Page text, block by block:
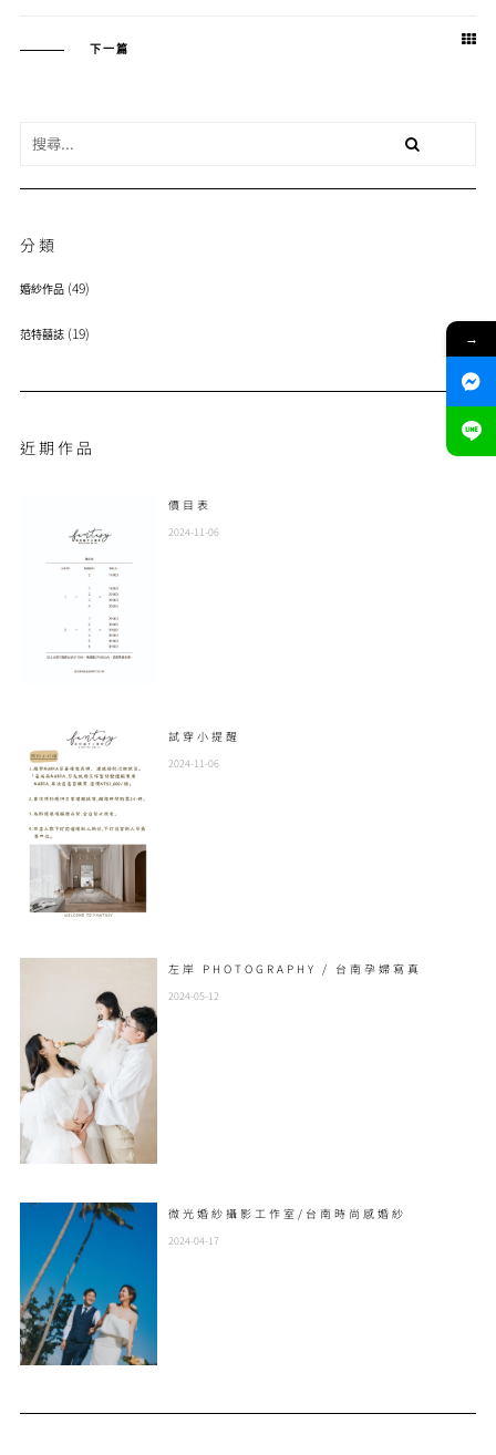
下一篇
分類
婚紗作品(49)
范特囍誌(19)
近期作品
價目表
2024-11-06
試穿小提醒
2024-11-06
左岸 PHOTOGRAPHY / 台南孕婦寫真
2024-05-12
微光婚紗攝影工作室/台南時尚感婚紗
2024-04-17
→